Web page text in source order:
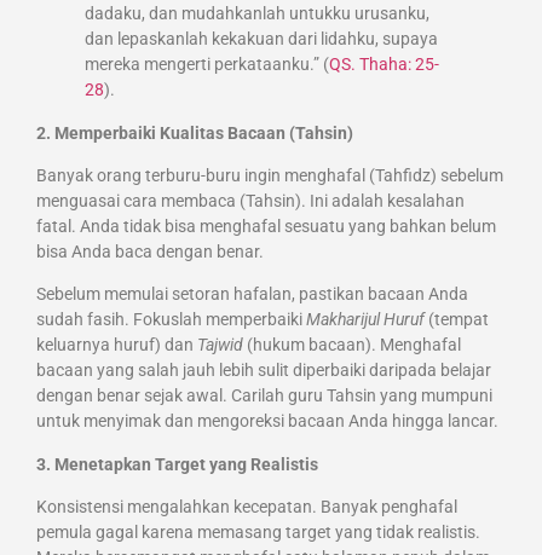
dadaku, dan mudahkanlah untukku urusanku,
dan lepaskanlah kekakuan dari lidahku, supaya
mereka mengerti perkataanku.” (QS. Thaha: 25-
28).
2. Memperbaiki Kualitas Bacaan (Tahsin)
Banyak orang terburu-buru ingin menghafal (Tahfidz) sebelum
menguasai cara membaca (Tahsin). Ini adalah kesalahan
fatal. Anda tidak bisa menghafal sesuatu yang bahkan belum
bisa Anda baca dengan benar.
Sebelum memulai setoran hafalan, pastikan bacaan Anda
sudah fasih. Fokuslah memperbaikiMakharijul Huruf(tempat
keluarnya huruf) dan Tajwid (hukum bacaan). Menghafal
bacaan yang salah jauh lebih sulit diperbaiki daripada belajar
dengan benar sejak awal. Carilah guru Tahsin yang mumpuni
untuk menyimak dan mengoreksi bacaan Anda hingga lancar.
3. Menetapkan Target yang Realistis
Konsistensi mengalahkan kecepatan. Banyak penghafal
pemula gagal karena memasang target yang tidak realistis.